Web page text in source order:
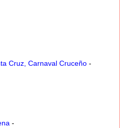
Cruz, Carnaval Cruceño -
-